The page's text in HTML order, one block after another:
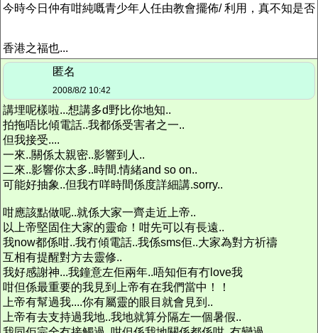
今時今日仲有咁純嘅青少年人任由教會擺佈/ 利用，真不知是否
香港之福也...
匿名
2008/8/2 10:42
講埋呢樣啦...想講多d野比你地知..
拍拖唔比傾電話..我都係受害者之一..
但我接受....
一來..關係太親密..影響到人..
二來..影響你太多..時間.情緒and so on..
可能好抽象..但我冇咩時間係度詳細講.sorry..
咁應該點做呢..就係大家一齊走近上帝..
以上帝堅固住大家的靈命！咁先可以有長遠..
我now都係咁..我冇傾電話..我係sms佢..大家為對方祈禱
互相有提醒對方去靈修..
我好感謝神...我鐘意左佢兩年..唔知佢有冇love我
咁但係最重要的我見到上帝有在我們當中！！
上帝有幫過我....你有屬靈的眼目就會見到..
上帝有去支持過我地..我地就算分隔左一個暑假..